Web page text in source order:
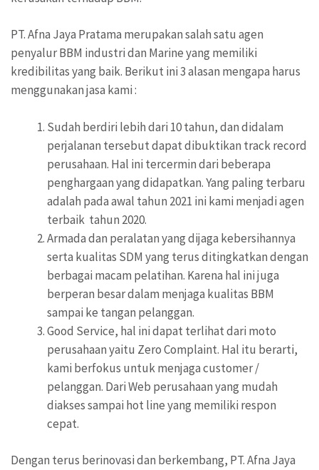
PT. Afna Jaya Pratama merupakan salah satu agen
penyalur BBM industri dan Marine yang memiliki
kredibilitas yang baik. Berikut ini 3 alasan mengapa harus
menggunakan jasa kami :
Sudah berdiri lebih dari 10 tahun, dan didalam
perjalanan tersebut dapat dibuktikan track record
perusahaan. Hal ini tercermin dari beberapa
penghargaan yang didapatkan. Yang paling terbaru
adalah pada awal tahun 2021 ini kami menjadi agen
terbaik tahun 2020.
Armada dan peralatan yang dijaga kebersihannya
serta kualitas SDM yang terus ditingkatkan dengan
berbagai macam pelatihan. Karena hal ini juga
berperan besar dalam menjaga kualitas BBM
sampai ke tangan pelanggan.
Good Service, hal ini dapat terlihat dari moto
perusahaan yaitu Zero Complaint. Hal itu berarti,
kami berfokus untuk menjaga customer /
pelanggan. Dari Web perusahaan yang mudah
diakses sampai hot line yang memiliki respon
cepat.
Dengan terus berinovasi dan berkembang, PT. Afna Jaya